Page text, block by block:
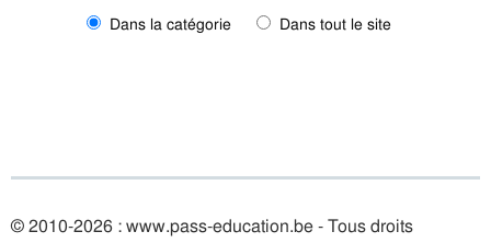
Dans la catégorie Dans tout le site
© 2010-2026 : www.pass-education.be - Tous droits